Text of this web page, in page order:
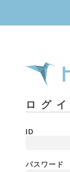
ログイ
ID
パスワード